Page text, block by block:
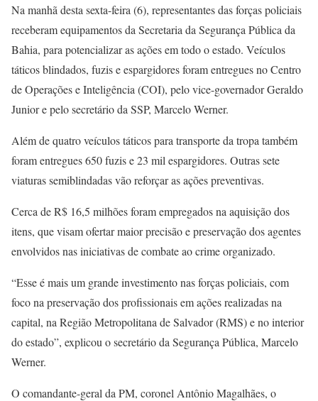
Na manhã desta sexta-feira (6), representantes das forças policiais
receberam equipamentos da Secretaria da Segurança Pública da
Bahia, para potencializar as ações em todo o estado. Veículos
táticos blindados, fuzis e espargidores foram entregues no Centro
de Operações e Inteligência (COI), pelo vice-governador Geraldo
Junior e pelo secretário da SSP, Marcelo Werner.
Além de quatro veículos táticos para transporte da tropa também
foram entregues 650 fuzis e 23 mil espargidores. Outras sete
viaturas semiblindadas vão reforçar as ações preventivas.
Cerca de R$ 16,5 milhões foram empregados na aquisição dos
itens, que visam ofertar maior precisão e preservação dos agentes
envolvidos nas iniciativas de combate ao crime organizado.
“Esse é mais um grande investimento nas forças policiais, com
foco na preservação dos profissionais em ações realizadas na
capital, na Região Metropolitana de Salvador (RMS) e no interior
do estado”, explicou o secretário da Segurança Pública, Marcelo
Werner.
O comandante-geral da PM, coronel Antônio Magalhães, o